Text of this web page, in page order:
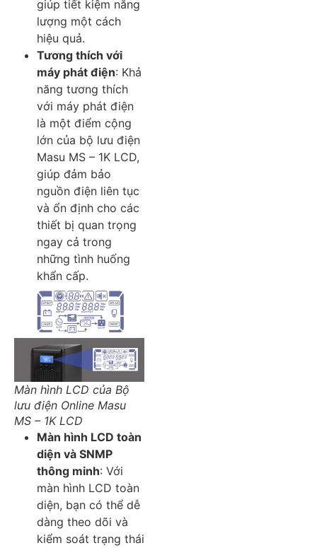
giúp tiết kiệm năng
lượng một cách
hiệu quả.
Tương thích với
máy phát điện: Khả
năng tương thích
với máy phát điện
là một điểm cộng
lớn của bộ lưu điện
Masu MS – 1K LCD,
giúp đảm bảo
nguồn điện liên tục
và ổn định cho các
thiết bị quan trọng
ngay cả trong
những tình huống
khẩn cấp.
Màn hình LCD của Bộ
lưu điện Online Masu
MS – 1K LCD
Màn hình LCD toàn
diện và SNMP
thông minh: Với
màn hình LCD toàn
diện, bạn có thể dễ
dàng theo dõi và
kiểm soát trạng thái